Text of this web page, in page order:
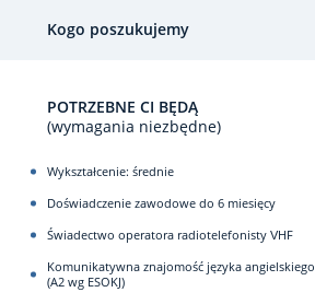
Kogo poszukujemy
POTRZEBNE CI BĘDĄ
(wymagania niezbędne)
Wykształcenie: średnie
Doświadczenie zawodowe do 6 miesięcy
Świadectwo operatora radiotelefonisty VHF
Komunikatywna znajomość języka angielskiego
(A2 wg ESOKJ)